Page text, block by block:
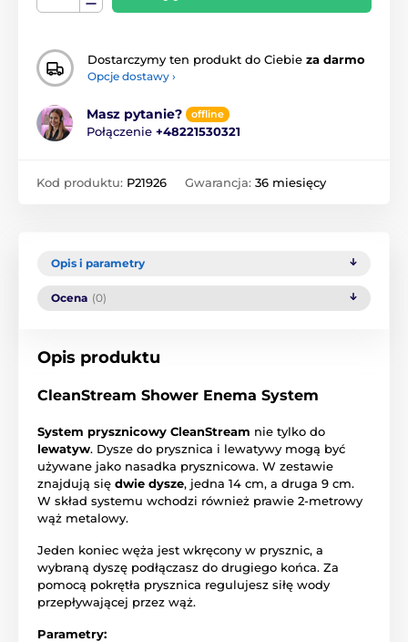
Dostarczymy ten produkt do Ciebie za darmo
Opcje dostawy ›
Masz pytanie? offline
Połączenie +48221530321
Kod produktu: P21926 Gwarancja: 36 miesięcy
Opis i parametry
Ocena (0)
Opis produktu
CleanStream Shower Enema System
System prysznicowy CleanStream nie tylko do
lewatyw. Dysze do prysznica i lewatywy mogą być
używane jako nasadka prysznicowa. W zestawie
znajdują się dwie dysze, jedna 14 cm, a druga 9 cm.
W skład systemu wchodzi również prawie 2-metrowy
wąż metalowy.
Jeden koniec węża jest wkręcony w prysznic, a
wybraną dyszę podłączasz do drugiego końca. Za
pomocą pokrętła prysznica regulujesz siłę wody
przepływającej przez wąż.
Parametry: